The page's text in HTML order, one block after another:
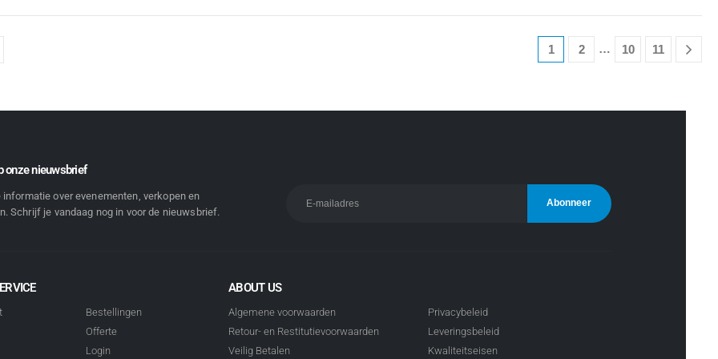
1 2 … 10 11
onze nieuwsbrief
informatie over evenementen, verkopen en
Schrijf je vandaag nog in voor de nieuwsbrief.
Bestellingen
Offerte
Login
ABOUT US
Algemene voorwaarden
Retour- en Restitutievoorwaarden
Veilig Betalen
Privacybeleid
Leveringsbeleid
Kwaliteitseisen